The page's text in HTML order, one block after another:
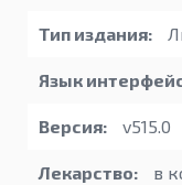
Тип издания:
Язык
Версия: v515.0
Лекарство: в